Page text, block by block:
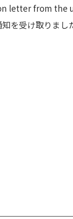
letter from the
を受け取りまし